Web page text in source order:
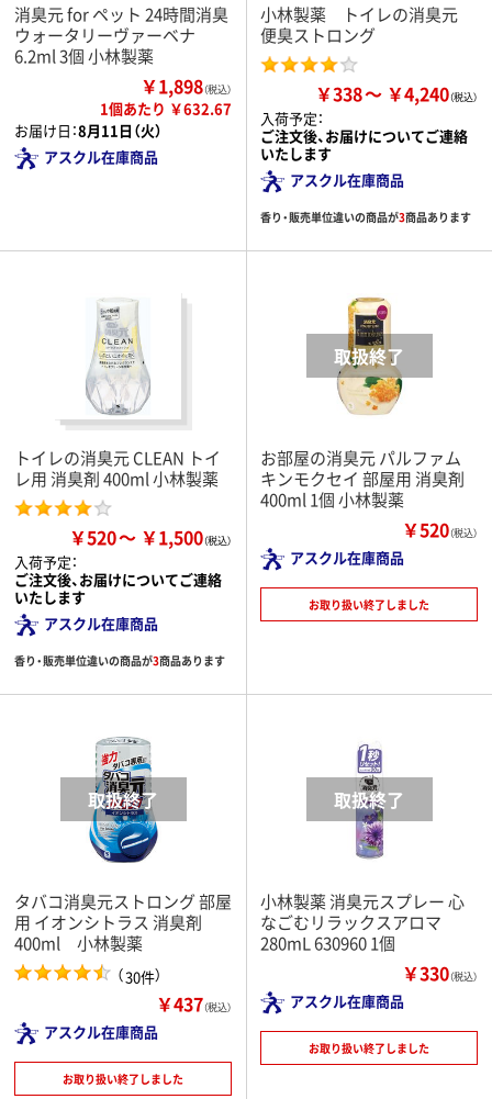
消臭元 for ペット 24時間消臭
ウォータリーヴァーベナ
6.2ml 3個 小林製薬
￥1,898（税込）
1個あたり ￥632.67
お届け日：8月11日（火）
アスクル在庫商品
小林製薬 トイレの消臭元
便臭ストロング
￥338 ￥4,240
入荷予定：
ご注文後、お届けについてご連絡
いたします
アスクル在庫商品
香り・販売単位違いの商品が3商品あります
トイレの消臭元 CLEAN トイ
レ用 消臭剤 400ml 小林製薬
￥520 ￥1,500
入荷予定：
ご注文後、お届けについてご連絡
いたします
アスクル在庫商品
香り・販売単位違いの商品が3商品あります
お部屋の消臭元 パルファム
キンモクセイ 部屋用 消臭剤
400ml 1個 小林製薬
￥520（税込）
アスクル在庫商品
お取り扱い終了しました
タバコ消臭元ストロング 部屋
用 イオンシトラス 消臭剤
400ml 小林製薬
（30件）
￥437（税込）
アスクル在庫商品
お取り扱い終了しました
小林製薬 消臭元スプレー 心
なごむリラックスアロマ
280mL 630960 1個
￥330（税込）
アスクル在庫商品
お取り扱い終了しました